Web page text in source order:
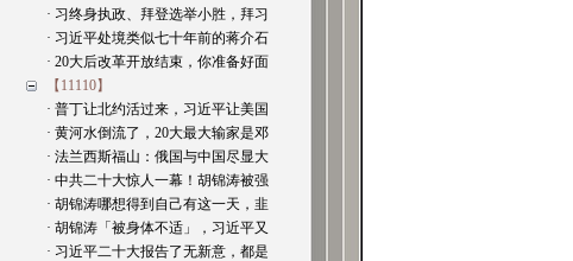
· 习终身执政、拜登选举小胜，拜习
· 习近平处境类似七十年前的蒋介石
· 20大后改革开放结束，你准备好面
【11110】
· 普丁让北约活过来，习近平让美国
· 黄河水倒流了，20大最大输家是邓
· 法兰西斯福山：俄国与中国尽显大
· 中共二十大惊人一幕！胡锦涛被强
· 胡锦涛哪想得到自己有这一天，韭
· 胡锦涛「被身体不适」，习近平又
· 习近平二十大报告了无新意，都是